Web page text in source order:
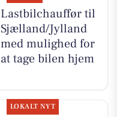
Lastbilchauffør til
Sjælland/Jylland
med mulighed for
at tage bilen hjem
LOKALT NYT